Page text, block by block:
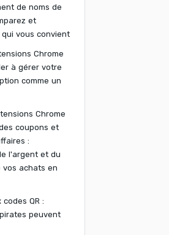
de noms de
et
vous convient
Chrome
à gérer votre
comme un
Chrome
coupons et
:
l'argent et du
vos achats en
QR :
peuvent